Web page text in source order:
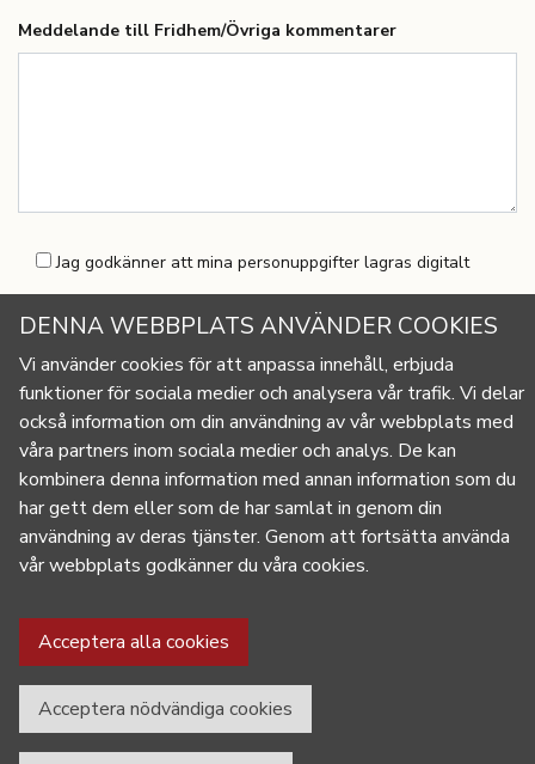
DENNA WEBBPLATS ANVÄNDER COOKIES
Vi använder cookies för att anpassa innehåll, erbjuda
funktioner för sociala medier och analysera vår trafik. Vi delar
också information om din användning av vår webbplats med
våra partners inom sociala medier och analys. De kan
kombinera denna information med annan information som du
har gett dem eller som de har samlat in genom din
användning av deras tjänster. Genom att fortsätta använda
vår webbplats godkänner du våra cookies.
Acceptera alla cookies
Acceptera nödvändiga cookies
Meddelande till Fridhem/Övriga kommentarer
Jag godkänner att mina personuppgifter lagras digitalt
info@fridhemsfolkhogskola.se
FRIDHEMS FOLKHÖGSKOLA
Rönnebergsvägen 10
Box 123 268 22 Svalöv